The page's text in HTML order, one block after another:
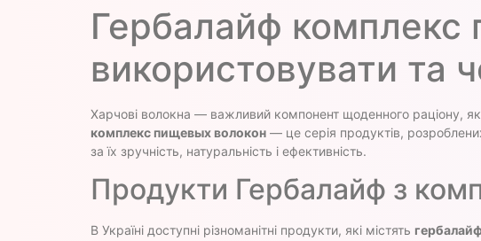
Гербалайф
використовувати та
Харчові волокна — важливий компонент щоденного раціону,
комплекс пищевых волокон — це серія продуктів,
за їх зручність, натуральність і ефективність.
Продукти Гербалайф з
В Україні доступні різноманітні продукти, які містять